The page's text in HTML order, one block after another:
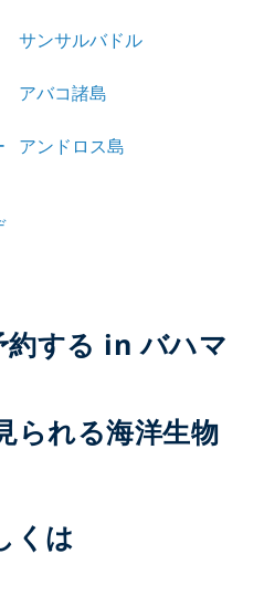
サンサルバドル
アバコ諸島
アンドロス島
約する in バハマ
られる海洋生物
くは